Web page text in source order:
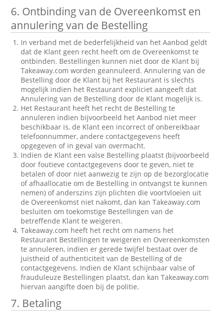
6. Ontbinding van de Overeenkomst en
annulering van de Bestelling
In verband met de bederfelijkheid van het Aanbod geldt
dat de Klant geen recht heeft om de Overeenkomst te
ontbinden. Bestellingen kunnen niet door de Klant bij
Takeaway.com worden geannuleerd. Annulering van de
Bestelling door de Klant bij het Restaurant is slechts
mogelijk indien het Restaurant expliciet aangeeft dat
Annulering van de Bestelling door de Klant mogelijk is.
Het Restaurant heeft het recht de Bestelling te
annuleren indien bijvoorbeeld het Aanbod niet meer
beschikbaar is, de Klant een incorrect of onbereikbaar
telefoonnummer, andere contactgegevens heeft
opgegeven of in geval van overmacht.
Indien de Klant een valse Bestelling plaatst (bijvoorbeeld
door foutieve contactgegevens door te geven, niet te
betalen of door niet aanwezig te zijn op de bezorglocatie
of afhaallocatie om de Bestelling in ontvangst te kunnen
nemen) of anderszins zijn plichten die voortvloeien uit
de Overeenkomst niet nakomt, dan kan Takeaway.com
besluiten om toekomstige Bestellingen van de
betreffende Klant te weigeren.
Takeaway.com heeft het recht om namens het
Restaurant Bestellingen te weigeren en Overeenkomsten
te annuleren, indien er gerede twijfel bestaat over de
juistheid of authenticiteit van de Bestelling of de
contactgegevens. Indien de Klant schijnbaar valse of
frauduleuze Bestellingen plaatst, dan kan Takeaway.com
hiervan aangifte doen bij de politie.
7. Betaling